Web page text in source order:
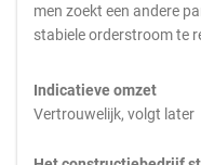
men zoekt een andere
stabiele orderstroom te
Indicatieve omzet
Vertrouwelijk, volgt later